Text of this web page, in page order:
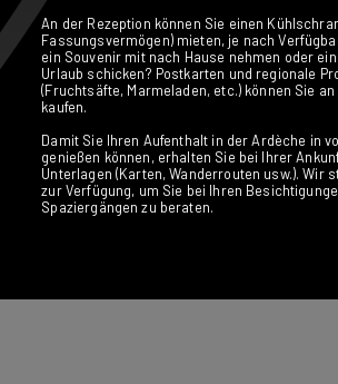
An der Rezeption können Sie einen
Fassungsvermögen) mieten, je nach
ein Souvenir mit nach Hause nehmen oder
Urlaub schicken? Postkarten und regionale
(Fruchtsäfte, Marmeladen, etc.) können Sie
kaufen.
Damit Sie Ihren Aufenthalt in der Ardèche in
genießen können, erhalten Sie bei Ihrer
Unterlagen (Karten, Wanderrouten usw.). Wir
zur Verfügung, um Sie bei Ihren
Spaziergängen zu beraten.